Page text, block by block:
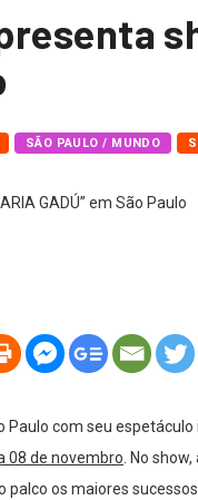
SÃO PAULO / MUNDO
Paulo com seu
08 de novembro . No
os maiores